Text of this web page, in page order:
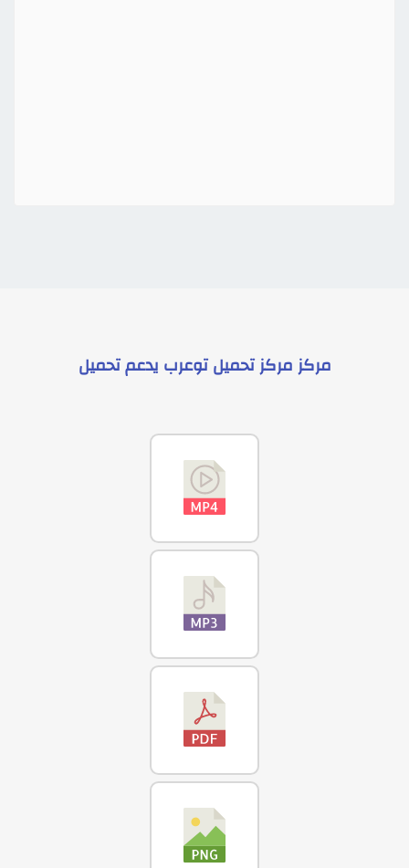
مركزمركز تحميل توعرب يدعمتحميل